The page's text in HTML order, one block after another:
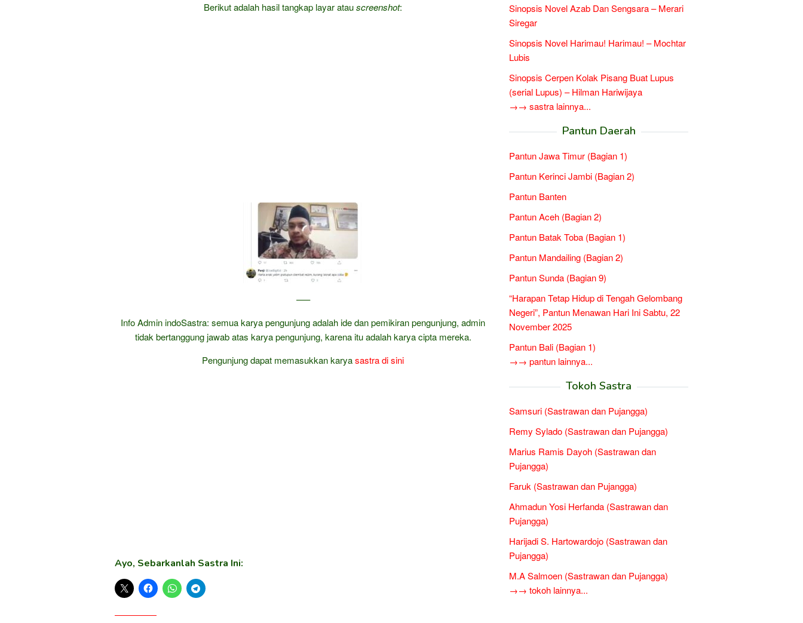
Berikut adalah hasil tangkap layar atauscreenshot:
—–
Info Admin indoSastra: semua karya pengunjung adalah ide dan pemikiran pengunjung, admin
tidak bertanggung jawab atas karya pengunjung, karena itu adalah karya cipta mereka.
Pengunjung dapat memasukkan karyasastradi sini
Ayo, Sebarkanlah Sastra Ini:
Sinopsis Novel Azab Dan Sengsara – Merari
Siregar
Sinopsis Novel Harimau! Harimau! – Mochtar
Lubis
Sinopsis Cerpen Kolak Pisang Buat Lupus
(serial Lupus) – Hilman Hariwijaya
→→ sastra lainnya...
Pantun Daerah
Pantun Jawa Timur (Bagian 1)
Pantun Kerinci Jambi (Bagian 2)
Pantun Banten
Pantun Aceh (Bagian 2)
Pantun Batak Toba (Bagian 1)
Pantun Mandailing (Bagian 2)
Pantun Sunda (Bagian 9)
“Harapan Tetap Hidup di Tengah Gelombang
Negeri”, Pantun Menawan Hari Ini Sabtu, 22
November 2025
Pantun Bali (Bagian 1)
→→ pantun lainnya...
Tokoh Sastra
Samsuri (Sastrawan dan Pujangga)
Remy Sylado (Sastrawan dan Pujangga)
Marius Ramis Dayoh (Sastrawan dan
Pujangga)
Faruk (Sastrawan dan Pujangga)
Ahmadun Yosi Herfanda (Sastrawan dan
Pujangga)
Harijadi S. Hartowardojo (Sastrawan dan
Pujangga)
M.A Salmoen (Sastrawan dan Pujangga)
→→ tokoh lainnya...